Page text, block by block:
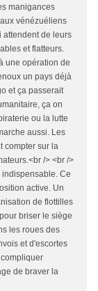
manigances
vénézuéliens
attendent de leurs
et flatteurs.
une opération de
un pays déjà
et ça passerait
ça on
ou la lutte
aussi. Les
compter sur la
/> <br />
Ce
active. Un
de flottilles
briser le siège
les roues des
et d'escortes
de braver la